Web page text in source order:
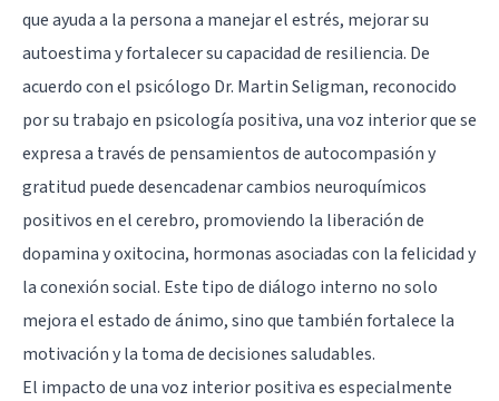
que ayuda a la persona a manejar el estrés, mejorar su
autoestima y fortalecer su capacidad de resiliencia. De
acuerdo con el psicólogo Dr. Martin Seligman, reconocido
por su trabajo en psicología positiva, una voz interior que se
expresa a través de pensamientos de autocompasión y
gratitud puede desencadenar cambios neuroquímicos
positivos en el cerebro, promoviendo la liberación de
dopamina y oxitocina, hormonas asociadas con la felicidad y
la conexión social. Este tipo de diálogo interno no solo
mejora el estado de ánimo, sino que también fortalece la
motivación y la toma de decisiones saludables.
El impacto de una voz interior positiva es especialmente